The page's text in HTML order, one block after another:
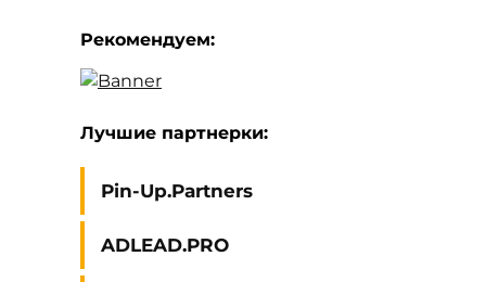
Рекомендуем:
Лучшие партнерки:
Pin-Up.Partners
ADLEAD.PRO